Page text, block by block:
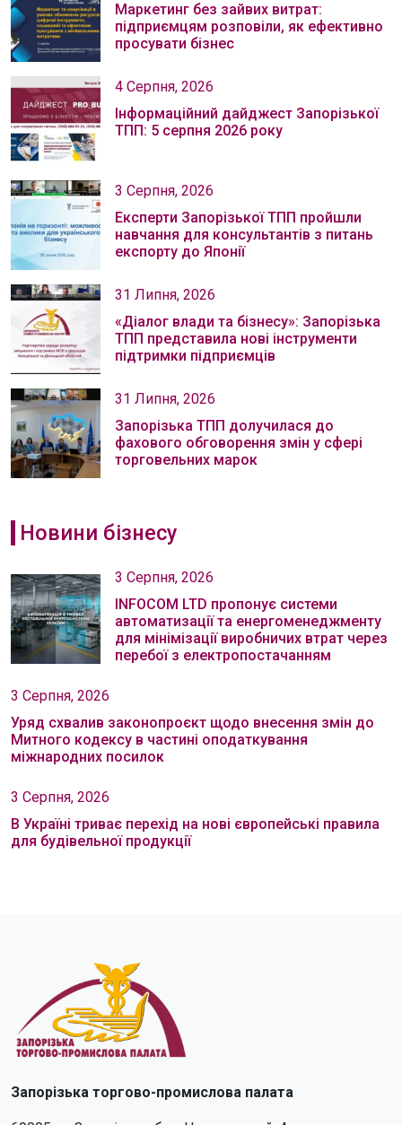
Маркетинг без зайвих витрат:
підприємцям розповіли, як ефективно
просувати бізнес
4 Серпня, 2026
Інформаційний дайджест Запорізької
ТПП: 5 серпня 2026 року
3 Серпня, 2026
Експерти Запорізької ТПП пройшли
навчання для консультантів з питань
експорту до Японії
31 Липня, 2026
«Діалог влади та бізнесу»: Запорізька
ТПП представила нові інструменти
підтримки підприємців
31 Липня, 2026
Запорізька ТПП долучилася до
фахового обговорення змін у сфері
торговельних марок
Новини бізнесу
3 Серпня, 2026
INFOCOM LTD пропонує системи
автоматизації та енергоменеджменту
для мінімізації виробничих втрат через
перебої з електропостачанням
3 Серпня, 2026
Уряд схвалив законопроєкт щодо внесення змін до
Митного кодексу в частині оподаткування
міжнародних посилок
3 Серпня, 2026
В Україні триває перехід на нові європейські правила
для будівельної продукції
Запорізька торгово-промислова палата